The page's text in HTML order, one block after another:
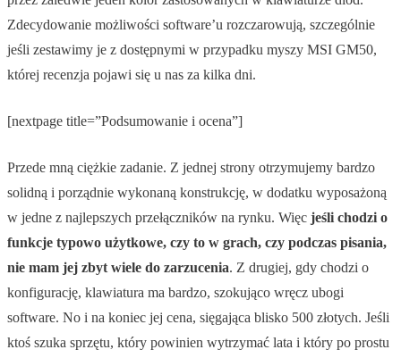
Zdecydowanie możliwości software’u rozczarowują, szczególnie
jeśli zestawimy je z dostępnymi w przypadku myszy MSI GM50,
której recenzja pojawi się u nas za kilka dni.
[nextpage title=”Podsumowanie i ocena”]
Przede mną ciężkie zadanie. Z jednej strony otrzymujemy bardzo
solidną i porządnie wykonaną konstrukcję, w dodatku wyposażoną
w jedne z najlepszych przełączników na rynku. Więc jeśli chodzi o
funkcje typowo użytkowe, czy to w grach, czy podczas pisania,
nie mam jej zbyt wiele do zarzucenia. Z drugiej, gdy chodzi o
konfigurację, klawiatura ma bardzo, szokująco wręcz ubogi
software. No i na koniec jej cena, sięgająca blisko 500 złotych. Jeśli
ktoś szuka sprzętu, który powinien wytrzymać lata i który po prostu